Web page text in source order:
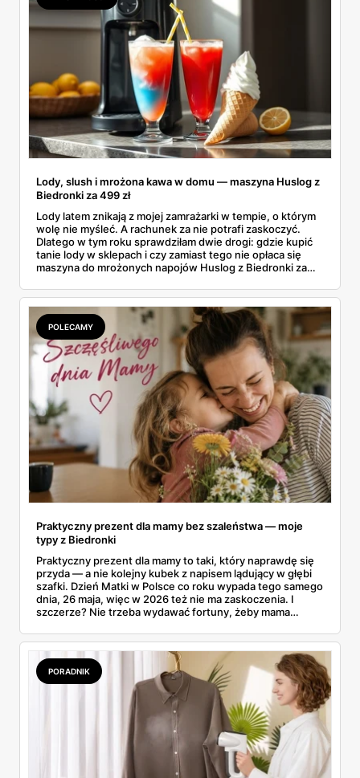
Lody, slush i mrożona kawa w domu — maszyna Huslog z
Biedronki za 499 zł
Lody latem znikają z mojej zamrażarki w tempie, o którym
wolę nie myśleć. A rachunek za nie potrafi zaskoczyć.
Dlatego w tym roku sprawdziłam dwie drogi: gdzie kupić
tanie lody w sklepach i czy zamiast tego nie opłaca się
maszyna do mrożonych napojów Huslog z Biedronki za
kawę w domu, bez wychodzenia po nie do sklepu.
Postanowiłam policzyć, kiedy naprawdę się to zwraca.
POLECAMY
Praktyczny prezent dla mamy bez szaleństwa — moje
typy z Biedronki
Praktyczny prezent dla mamy to taki, który naprawdę się
przyda — a nie kolejny kubek z napisem lądujący w głębi
szafki. Dzień Matki w Polsce co roku wypada tego samego
dnia, 26 maja, więc w 2026 też nie ma zaskoczenia. I
szczerze? Nie trzeba wydawać fortuny, żeby mama
ważną od 21 do 30 maja i wynotowałam to, co sama
wrzuciłabym do koszyka bez wahania: kosmetyki, perfumy
i drobiazgi, które kobiety faktycznie zużywają. Ceny
zaczynają się od kilkunastu złotych, a efekt bywa lepszy
niż niejeden droższy zestaw.
PORADNIK